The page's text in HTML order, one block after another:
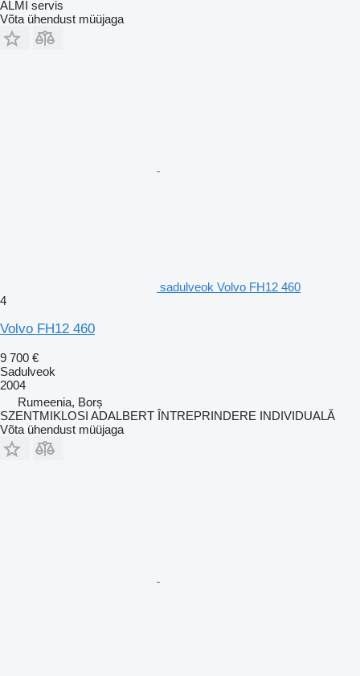
ALMI servis
Võta ühendust müüjaga
sadulveok Volvo FH12 460
4
Volvo FH12 460
9 700 €
Sadulveok
2004
Rumeenia, Borș
SZENTMIKLOSI ADALBERT ÎNTREPRINDERE INDIVIDUALĂ
Võta ühendust müüjaga